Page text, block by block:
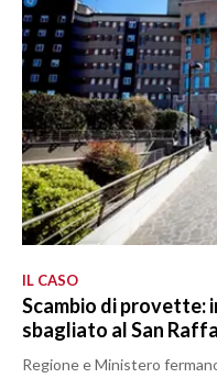
IL CASO
Scambio di provette:
sbagliato al San
Regione e Ministero